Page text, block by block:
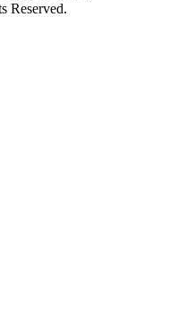
Reserved.